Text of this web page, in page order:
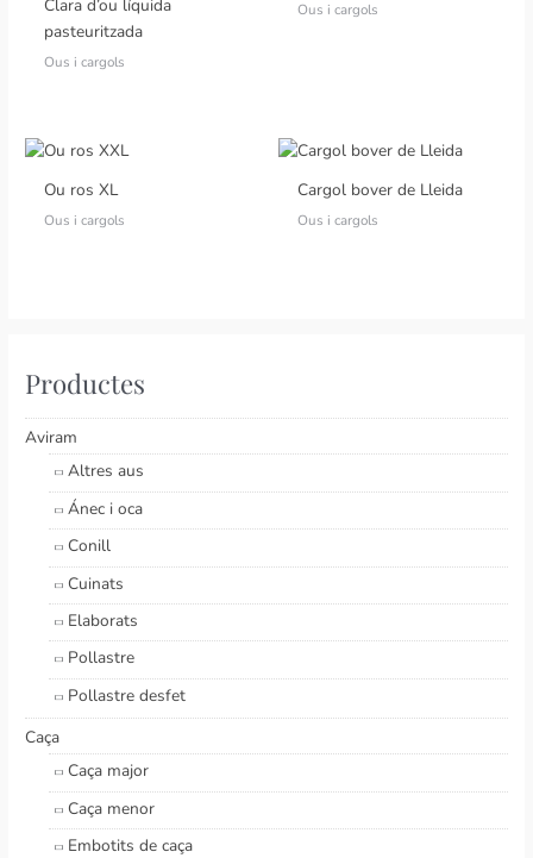
Clara d’ou líquida
pasteuritzada
Ous i cargols
Ous i cargols
Ou ros XL
Ous i cargols
Cargol bover de Lleida
Ous i cargols
Productes
Aviram
Altres aus
Ánec i oca
Conill
Cuinats
Elaborats
Pollastre
Pollastre desfet
Caça
Caça major
Caça menor
Embotits de caça